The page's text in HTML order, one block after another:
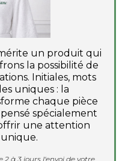
un produit qui
la possibilité de
Initiales, mots
uniques : la
chaque pièce
spécialement
une attention
à 3 jours l'envoi de votre